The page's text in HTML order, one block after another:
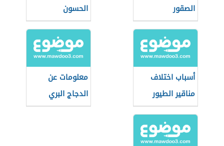
الصقور
الحسون
أسباب اختلاف
مناقير الطيور
معلومات عن
الدجاج البري